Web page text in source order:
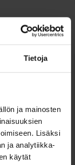
Tietoja
ja mainosten
Lisäksi
ja analytiikka-
käytät